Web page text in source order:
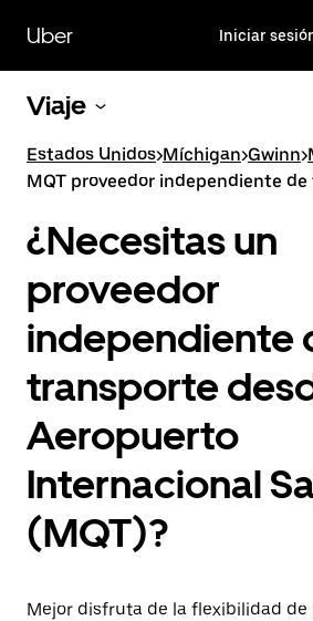
contenido
principal
Uber Iniciar
Viaje
Estados Unidos>Míchigan>Gwinn>
MQT proveedor independiente
¿Necesitas un
proveedor
independiente
transporte
Aeropuerto
Internacional
(MQT)?
Mejor disfruta de la flexibilidad de